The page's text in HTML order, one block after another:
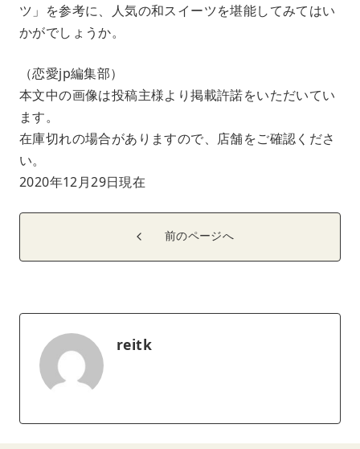
ツ」を参考に、人気の和スイーツを堪能してみてはい
かがでしょうか。
（恋愛jp編集部）
本文中の画像は投稿主様より掲載許諾をいただいてい
ます。
在庫切れの場合がありますので、店舗をご確認くださ
い。
2020年12月29日現在
前のページへ
reitk